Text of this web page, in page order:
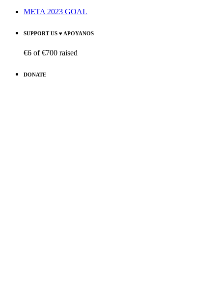
META 2023 GOAL
SUPPORT US ♥ APOYANOS
€6 of€700 raised
DONATE